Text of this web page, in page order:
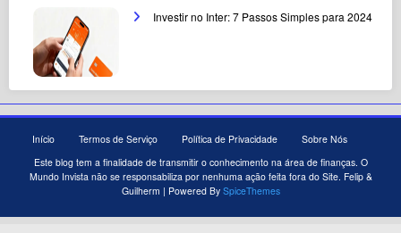
Investir no Inter: 7 Passos Simples para 2024
Início Termos de Serviço Política de Privacidade
Sobre Nós
Este blog tem a finalidade de transmitir o conhecimento na área de finanças. O
Mundo Invista não se responsabiliza por nenhuma ação feita fora do Site. Felip &
Guilherm | Powered By SpiceThemes